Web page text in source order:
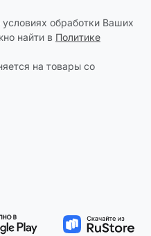
обработки Ваших
найти в Политике
на товары со